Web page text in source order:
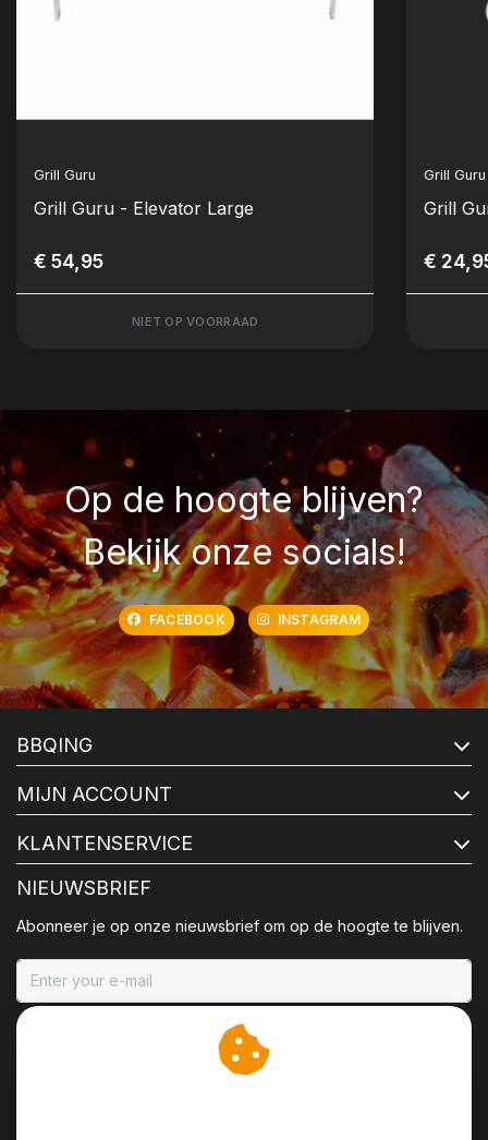
Grill Guru
Grill Guru - Elevator Large
€ 54,95
NIET OP VOORRAAD
Grill Guru
Grill
€
Op de hoogte blijven?
Bekijk onze socials!
FACEBOOK INSTAGRAM
BBQING
MIJN ACCOUNT
KLANTENSERVICE
NIEUWSBRIEF
Abonneer je op onze nieuwsbrief om op de hoogte te blijven.